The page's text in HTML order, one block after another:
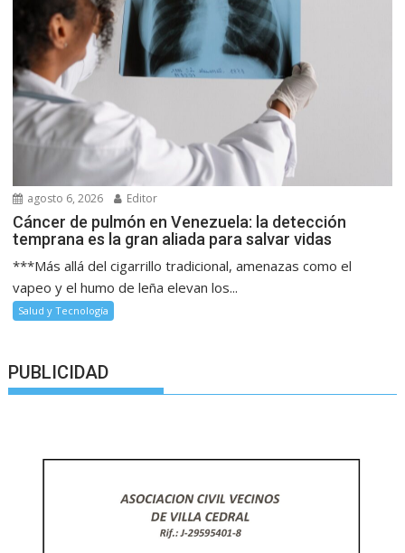
agosto 6, 2026 Editor
Cáncer de pulmón en Venezuela: la detección
temprana es la gran aliada para salvar vidas
***Más allá del cigarrillo tradicional, amenazas como el
vapeo y el humo de leña elevan los...
Salud y Tecnología
PUBLICIDAD